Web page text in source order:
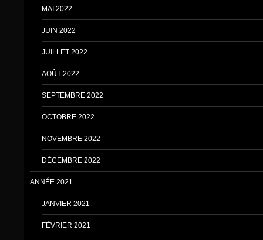
MAI 2022
JUIN 2022
JUILLET 2022
AOÛT 2022
SEPTEMBRE 2022
OCTOBRE 2022
NOVEMBRE 2022
DÉCEMBRE 2022
ANNÉE 2021
JANVIER 2021
FÉVRIER 2021